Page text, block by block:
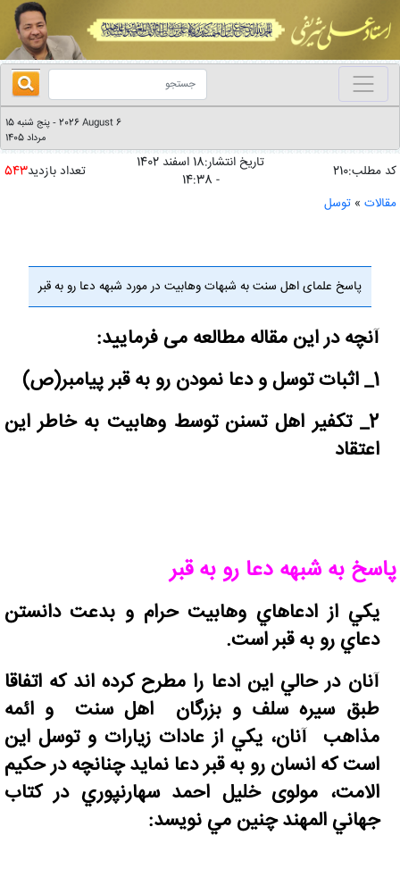
2026 August 6
-
پنج شنبه 15
مرداد 1405
کد مطلب:210
تاریخ انتشار:18 اسفند 1402
- 14:38
تعداد بازدید543
مقالات »توسل
پاسخ علمای اهل سنت به شبهات وهابیت در مورد شبهه دعا رو به قبر
آنچه در این مقاله مطالعه می فرمایید:
1_ اثبات توسل و دعا نمودن رو به قبر پیامبر(ص)
2_ تکفیر اهل تسنن توسط وهابیت به خاطر این
اعتقاد
پاسخ به شبهه دعا رو به قبر
يکي از ادعاهاي وهابیت حرام و بدعت دانستن
دعاي رو به قبر است.
آنان در حالي اين ادعا را مطرح کرده اند که اتفاقا
طبق سيره سلف و بزرگان اهل سنت و ائمه
مذاهب آنان، يکي از عادات زيارات و توسل اين
است که انسان رو به قبر دعا نمايد چنانچه در حکيم
الامت، مولوی خليل احمد سهارنپوري در کتاب
جهاني المهند چنين مي نویسد: